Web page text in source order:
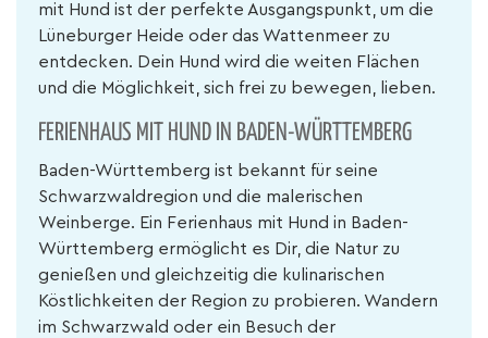
mit Hund ist der perfekte Ausgangspunkt, um die
Lüneburger Heide oder das Wattenmeer zu
entdecken. Dein Hund wird die weiten Flächen
und die Möglichkeit, sich frei zu bewegen, lieben.
FERIENHAUS MIT HUND IN BADEN-WÜRTTEMBERG
Baden-Württemberg ist bekannt für seine
Schwarzwaldregion und die malerischen
Weinberge. Ein Ferienhaus mit Hund in Baden-
Württemberg ermöglicht es Dir, die Natur zu
genießen und gleichzeitig die kulinarischen
Köstlichkeiten der Region zu probieren. Wandern
im Schwarzwald oder ein Besuch der